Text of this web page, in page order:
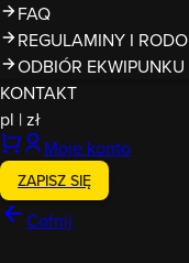
FAQ
REGULAMINY I RODO
ODBIÓR EKWIPUNKU
KONTAKT
pl |zł
Moje konto
ZAPISZ SIĘ
Cofnij